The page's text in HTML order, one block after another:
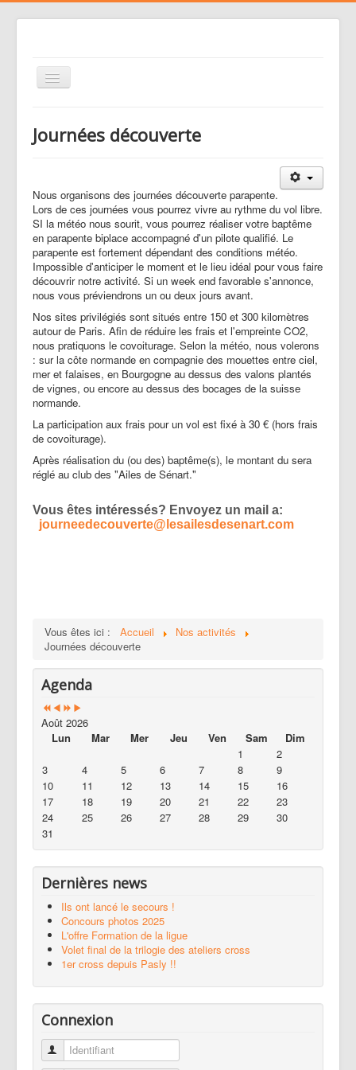
Basculer
la
Voler
Gestion des risques
Liens
Agenda
Contacts
Journées découverte
Nous organisons des journées découverte parapente.
Lors de ces journées vous pourrez vivre au rythme du vol libre.
SI la météo nous sourit, vous pourrez réaliser votre baptême
en parapente biplace accompagné d'un pilote qualifié. Le
parapente est fortement dépendant des conditions météo.
Impossible d'anticiper le moment et le lieu idéal pour vous faire
découvrir notre activité. Si un week end favorable s'annonce,
nous vous préviendrons un ou deux jours avant.
Nos sites privilégiés sont situés entre 150 et 300 kilomètres
autour de Paris. Afin de réduire les frais et l'empreinte CO2,
nous pratiquons le covoiturage. Selon la météo, nous volerons
: sur la côte normande en compagnie des mouettes entre ciel,
mer et falaises, en Bourgogne au dessus des valons plantés
de vignes, ou encore au dessus des bocages de la suisse
normande.
La participation aux frais pour un vol est fixé à 30 € (hors frais
de covoiturage).
Après réalisation du (ou des) baptême(s), le montant du sera
réglé au club des "Ailes de Sénart."
Vous êtes intéressés? Envoyez un mail a:
journeedecouverte@lesailesdesenart.com
Vous êtes ici : Accueil
Nos activités
Journées découverte
Agenda
Août 2026
Lun
Mar Mer Jeu Ven Sam
Dim
1
2
3
4 5 6 7 8
9
10
11 12 13 14 15
16
17
18 19 20 21 22
23
24
25 26 27 28 29
30
31
Dernières news
Ils ont lancé le secours !
Concours photos 2025
L'offre Formation de la ligue
Volet final de la trilogie des ateliers cross
1er cross depuis Pasly !!
Connexion
Identifiant